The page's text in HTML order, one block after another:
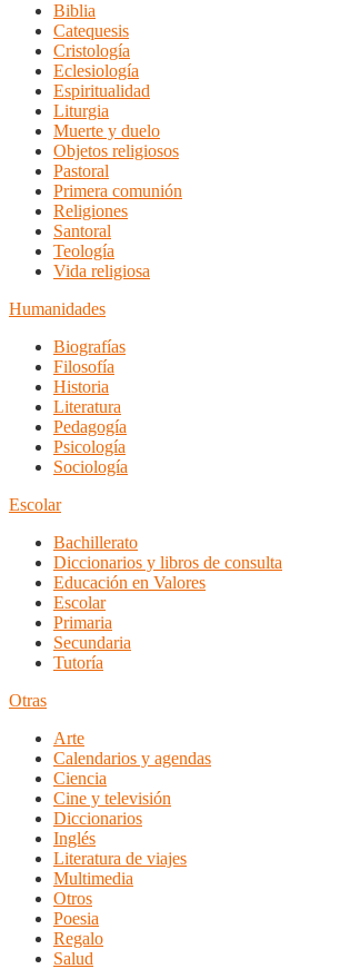
Biblia
Catequesis
Cristología
Eclesiología
Espiritualidad
Liturgia
Muerte y duelo
Objetos religiosos
Pastoral
Primera comunión
Religiones
Santoral
Teología
Vida religiosa
Humanidades
Biografías
Filosofía
Historia
Literatura
Pedagogía
Psicología
Sociología
Escolar
Bachillerato
Diccionarios y libros de consulta
Educación en Valores
Escolar
Primaria
Secundaria
Tutoría
Otras
Arte
Calendarios y agendas
Ciencia
Cine y televisión
Diccionarios
Inglés
Literatura de viajes
Multimedia
Otros
Poesia
Regalo
Salud